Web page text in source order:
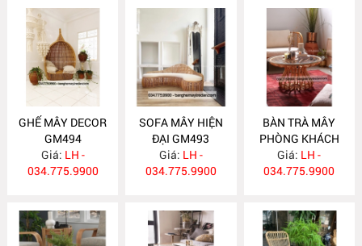
GHẾ MÂY DECOR
GM494
Giá: LH -
034.775.9900
SOFA MÂY HIỆN
ĐẠI GM493
Giá: LH -
034.775.9900
BÀN TRÀ MÂY
PHÒNG KHÁCH
HIỆN ĐẠI BM18
Giá: LH -
034.775.9900